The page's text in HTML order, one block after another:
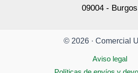
09004 - Burgos
© 2026 · Comercial
Aviso legal